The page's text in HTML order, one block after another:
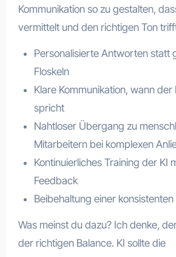
Kommunikation so zu gestalten,
vermittelt und den richtigen Ton
Personalisierte Antworten statt
Floskeln
Klare Kommunikation, wann der
spricht
Nahtloser Übergang zu
Mitarbeitern bei komplexen
Kontinuierliches Training der KI
Feedback
Beibehaltung einer
Was meinst du dazu? Ich denke,
der richtigen Balance. KI sollte die